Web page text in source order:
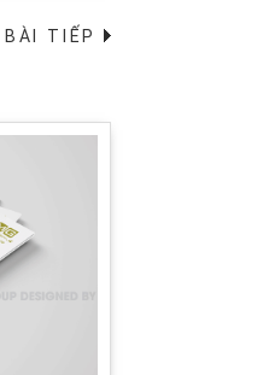
BÀI TIẾP→